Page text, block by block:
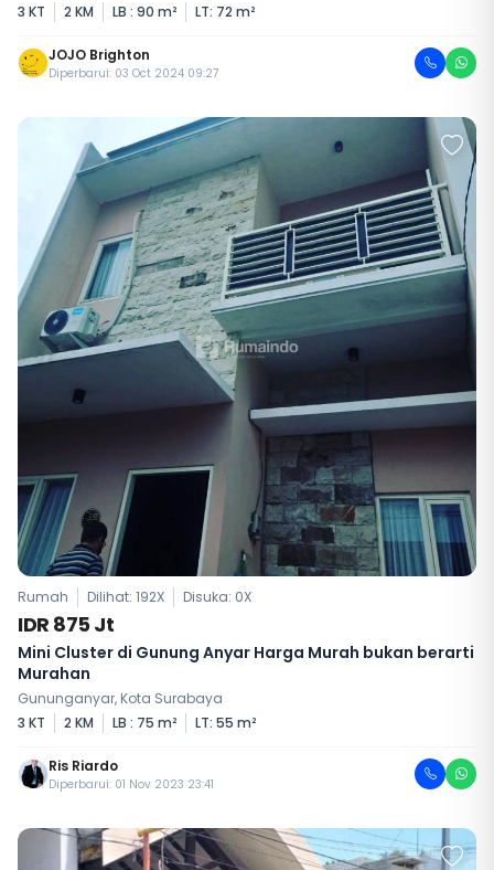
3 KT
2 KM LB : 90 m² LT: 72 m²
JOJO Brighton
Diperbarui: 03 Oct 2024 09:27
Rumah Dilihat: 192X Disuka: 0X
IDR 875 Jt
Mini Cluster di Gunung Anyar Harga Murah bukan berarti
Murahan
Gununganyar, Kota Surabaya
3 KT
2 KM LB : 75 m² LT: 55 m²
Ris Riardo
Diperbarui: 01 Nov 2023 23:41